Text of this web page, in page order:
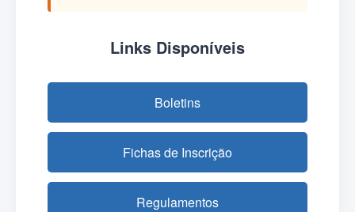
Links Disponíveis
Boletins
Fichas de Inscrição
Regulamentos